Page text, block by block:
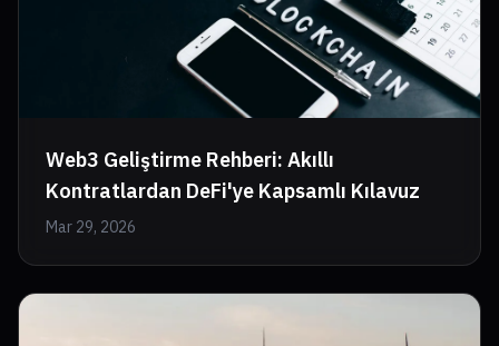
Web3 Geliştirme Rehberi: Akıllı
Kontratlardan DeFi'ye Kapsamlı Kılavuz
Mar 29, 2026